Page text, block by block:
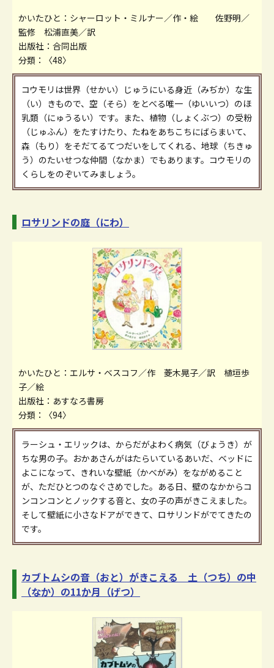
かいたひと：シャーロット・ミルナー／作・絵 佐野明／
監修 松浦直美／訳
出版社：合同出版
分類：〈48〉
コウモリは世界（せかい）じゅうにいる身近（みぢか）な生
（い）きもので、空（そら）をとべる唯一（ゆいいつ）のほ
乳類（にゅうるい）です。また、植物（しょくぶつ）の受粉
（じゅふん）をたすけたり、たねをあちこちにばらまいて、
森（もり）をそだてるてつだいをしてくれる、地球（ちきゅ
う）のたいせつな仲間（なかま）でもあります。コウモリの
くらしをのぞいてみましょう。
ロサリンドの庭（にわ）
かいたひと：エルサ・ベスコフ／作 菱木晃子／訳 植垣歩
子／絵
出版社：あすなろ書房
分類：〈94〉
ラーシュ・エリックは、からだがよわく病気（びょうき）が
ちな男の子。おかあさんがはたらいているあいだ、ベッドに
よこになって、きれいな壁紙（かべがみ）をながめること
が、ただひとつのなぐさめでした。ある日、壁のなかからコ
ンコンコンとノックする音と、女の子の声がきこえました。
そして壁紙に小さなドアができて、ロサリンドがでてきたの
です。
カブトムシの音（おと）がきこえる 土（つち）の中
（なか）の11か月（げつ）